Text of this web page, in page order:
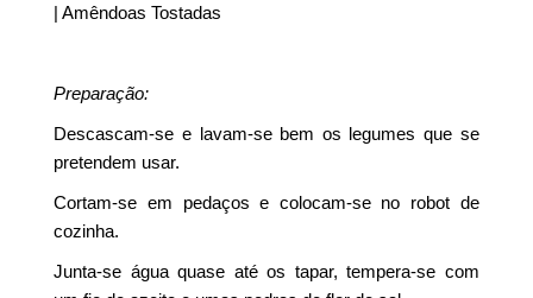
| Amêndoas Tostadas
Preparação:
Descascam-se e lavam-se bem os legumes que se
pretendem usar.
Cortam-se em pedaços e colocam-se no robot de
cozinha.
Junta-se água quase até os tapar, tempera-se com